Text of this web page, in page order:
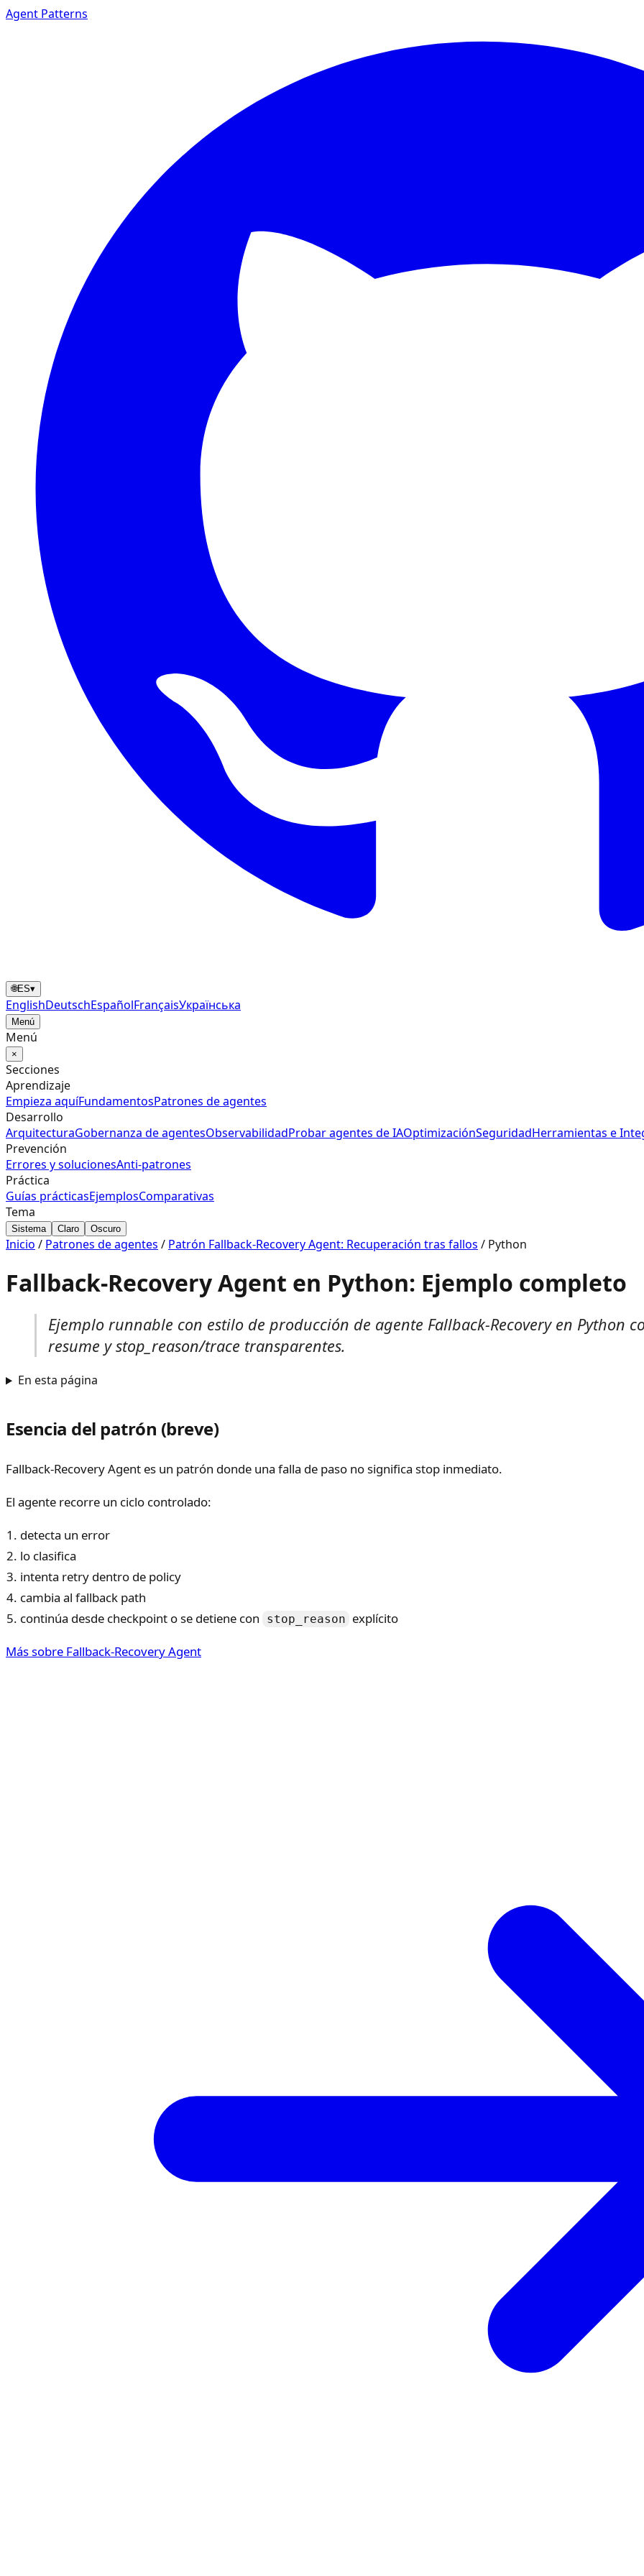
Agent Patterns
🌐ES▾
EnglishDeutschEspañolFrançaisУкраїнська
Menú
Menú
×
Secciones
Aprendizaje
Empieza aquíFundamentosPatrones de agentes
Desarrollo
ArquitecturaGobernanza de agentesObservabilidadProbar agentes de IAOptimizaciónSeguridadHerramientas e
Prevención
Errores y solucionesAnti‑patrones
Práctica
Guías prácticasEjemplosComparativas
Tema
Sistema Claro Oscuro
Inicio / Patrones de agentes / Patrón Fallback-Recovery Agent: Recuperación tras fallos / Python
Fallback-Recovery Agent en Python: Ejemplo completo
Ejemplo runnable con estilo de producción de agente Fallback-Recovery en Python
resume y stop_reason/trace transparentes.
En esta página
Esencia del patrón (breve)
Fallback-Recovery Agent es un patrón donde una falla de paso no significa stop inmediato.
El agente recorre un ciclo controlado:
detecta un error
lo clasifica
intenta retry dentro de policy
cambia al fallback path
continúa desde checkpoint o se detiene con
stop_reason explícito
Más sobre Fallback-Recovery Agent